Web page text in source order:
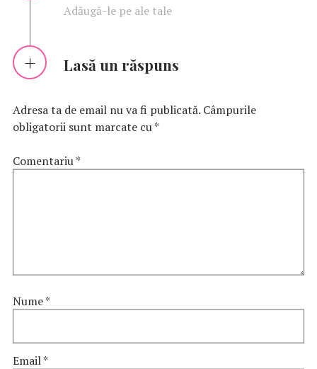
Adăugă-le pe ale tale
Lasă un răspuns
Adresa ta de email nu va fi publicată. Câmpurile
obligatorii sunt marcate cu*
Comentariu*
Nume*
Email*